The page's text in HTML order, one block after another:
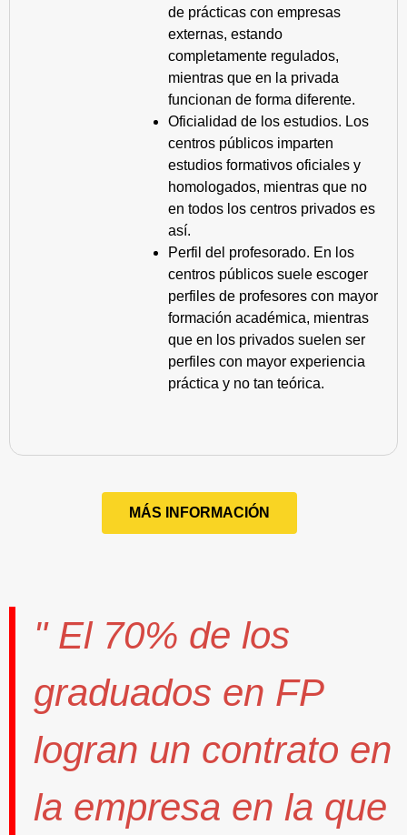
de prácticas con empresas
externas, estando
completamente regulados,
mientras que en la privada
funcionan de forma diferente.
Oficialidad de los estudios. Los
centros públicos imparten
estudios formativos oficiales y
homologados, mientras que no
en todos los centros privados es
así.
Perfil del profesorado. En los
centros públicos suele escoger
perfiles de profesores con mayor
formación académica, mientras
que en los privados suelen ser
perfiles con mayor experiencia
práctica y no tan teórica.
MÁS INFORMACIÓN
" El 70% de los
graduados en FP
logran un contrato en
la empresa en la que